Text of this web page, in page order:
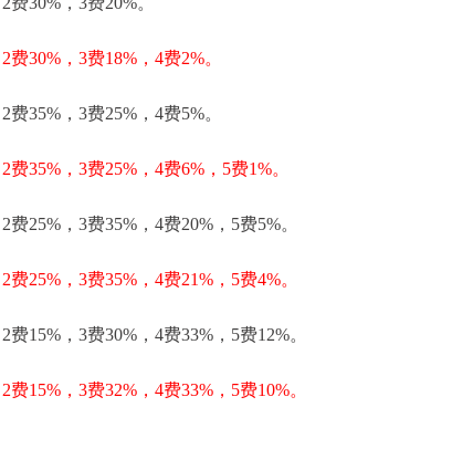
费30%，3费18%，4费2%。
费35%，3费25%，4费5%。
费35%，3费25%，4费6%，5费1%。
费25%，3费35%，4费20%，5费5%。
费25%，3费35%，4费21%，5费4%。
费15%，3费30%，4费33%，5费12%。
费15%，3费32%，4费33%，5费10%。